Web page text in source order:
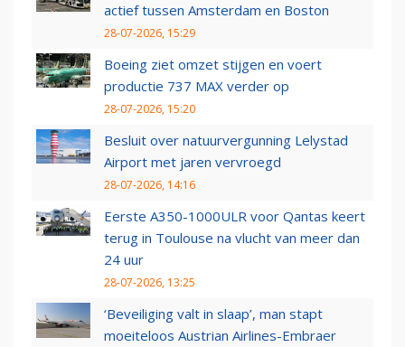
actief tussen Amsterdam en Boston
28-07-2026, 15:29
Boeing ziet omzet stijgen en voert
productie 737 MAX verder op
28-07-2026, 15:20
Besluit over natuurvergunning Lelystad
Airport met jaren vervroegd
28-07-2026, 14:16
Eerste A350-1000ULR voor Qantas keert
terug in Toulouse na vlucht van meer dan
24 uur
28-07-2026, 13:25
‘Beveiliging valt in slaap’, man stapt
moeiteloos Austrian Airlines-Embraer